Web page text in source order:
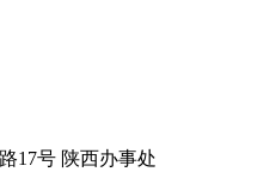
17号 陕西办事处